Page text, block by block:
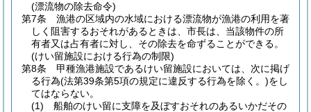
(漂流物の除去命令)
第7条
漁港の区域内の水域における漂流物が漁港の利用を著
しく阻害するおそれがあるときは、市長は、当該物件の所
有者又は占有者に対し、その除去を命ずることができる。
(けい留施設における行為の制限)
第8条
甲種漁港施設であるけい留施設においては、次に掲げ
る行為(法第39条第5項の規定に違反する行為を除く。)をし
てはならない。
(1)
船舶のけい留に支障を及ぼすおそれのあるいかだその